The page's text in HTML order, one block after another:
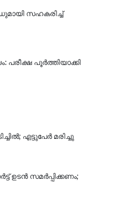
സഹകരിച്ച്
പരീക്ഷ പൂർത്തിയാക്കി
എട്ടുപേർ മരിച്ചു
ഉടന്‍ സമര്‍പ്പിക്കണം;